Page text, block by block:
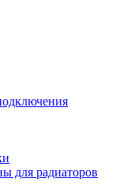
для радиаторов